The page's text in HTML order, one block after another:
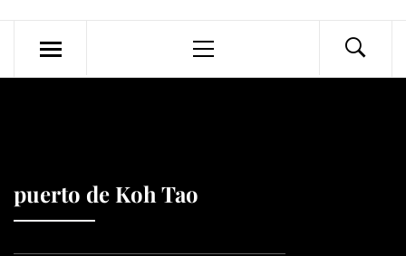
principal
puerto de Koh Tao